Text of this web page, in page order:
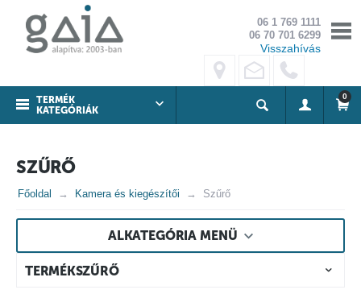
06 1 769 1111
06 70 701 6299
Visszahívás
TERMÉK
KATEGÓRIÁK
0
SZŰRŐ
Főoldal Kamera és kiegészítői Szűrő
ALKATEGÓRIA MENÜ
TERMÉKSZŰRŐ